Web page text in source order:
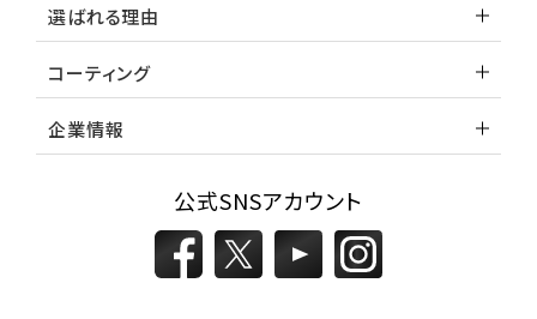
選ばれる理由
コーティング
企業情報
公式SNSアカウント